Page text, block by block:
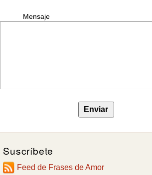
Mensaje
Suscríbete
Feed de Frases de Amor